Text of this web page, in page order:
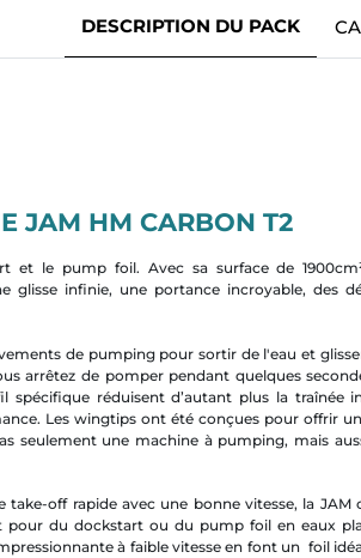
DESCRIPTION DU PACK
JAM HM CARBON T2
et le pump foil. Avec sa surface de
glisse infinie, une portance incroyable, des
de pumping pour sortir de l'eau et
arrêtez de pomper pendant quelques
spécifique réduisent d’autant plus la traînée
Les wingtips ont été conçues pour offrir
seulement une machine à pumping, mais
take-off rapide avec une bonne vitesse, la JAM
pour du dockstart ou du pump foil en eaux
à faible vitesse en font un foil